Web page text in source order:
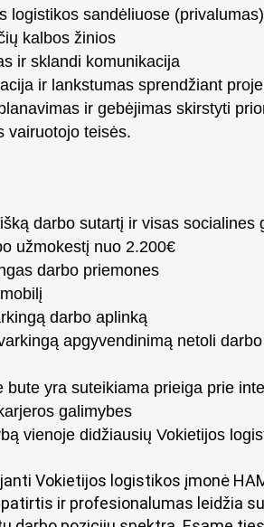
logistikos sandėliuose (privalumas)
kalbos žinios
ir sklandi komunikacija
ir lankstumas sprendžiant
ir gebėjimas skirstyti
vairuotojo teisės.
darbo sutartį ir visas socialines
užmokestį nuo 2.200€
darbo priemones
darbo aplinką
apgyvendinimą netoli
bute yra suteikiama prieiga prie
galimybes
vienoje didžiausių Vokietijos
Vokietijos logistikos įmonė
ir profesionalumas leidžia